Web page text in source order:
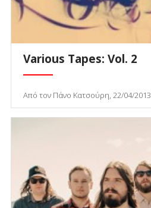
Various Tapes: Vol. 2
Από τον Πάνο Κατσούρη, 22/04/2013